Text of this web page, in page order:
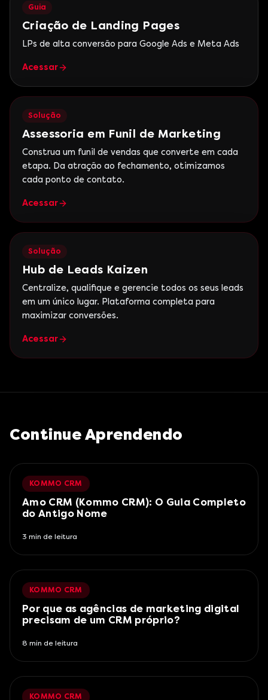
Guia
Criação de Landing Pages
LPs de alta conversão para Google Ads e Meta Ads
Acessar
Solução
Assessoria em Funil de Marketing
Construa um funil de vendas que converte em cada
etapa. Da atração ao fechamento, otimizamos
cada ponto de contato.
Acessar
Solução
Hub de Leads Kaizen
Centralize, qualifique e gerencie todos os seus leads
em um único lugar. Plataforma completa para
maximizar conversões.
Acessar
Continue Aprendendo
KOMMO CRM
Amo CRM (Kommo CRM): O Guia Completo
do Antigo Nome
3 min de leitura
KOMMO CRM
Por que as agências de marketing digital
precisam de um CRM próprio?
8 min de leitura
KOMMO CRM